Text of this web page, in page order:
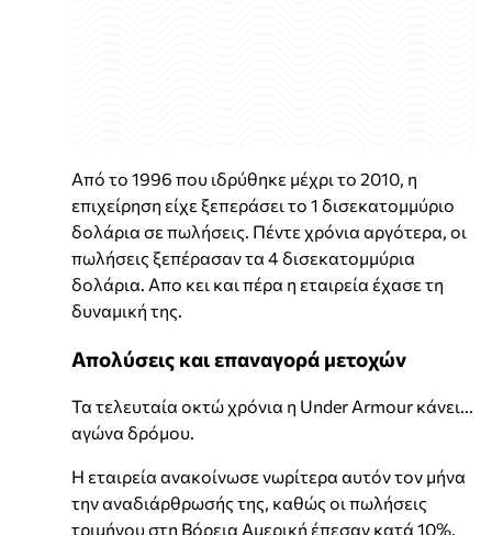
Από το 1996 που ιδρύθηκε μέχρι το 2010, η
επιχείρηση είχε ξεπεράσει το 1 δισεκατομμύριο
δολάρια σε πωλήσεις. Πέντε χρόνια αργότερα, οι
πωλήσεις ξεπέρασαν τα 4 δισεκατομμύρια
δολάρια. Απο κει και πέρα η εταιρεία έχασε τη
δυναμική της.
Απολύσεις και επαναγορά μετοχών
Τα τελευταία οκτώ χρόνια η Under Armour κάνει...
αγώνα δρόμου.
Η εταιρεία ανακοίνωσε νωρίτερα αυτόν τον μήνα
την αναδιάρθρωσής της, καθώς οι πωλήσεις
τριμήνου στη Βόρεια Αμερική έπεσαν κατά 10%,